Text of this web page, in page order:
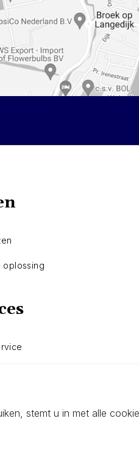
oplossing
stemt u in met alle